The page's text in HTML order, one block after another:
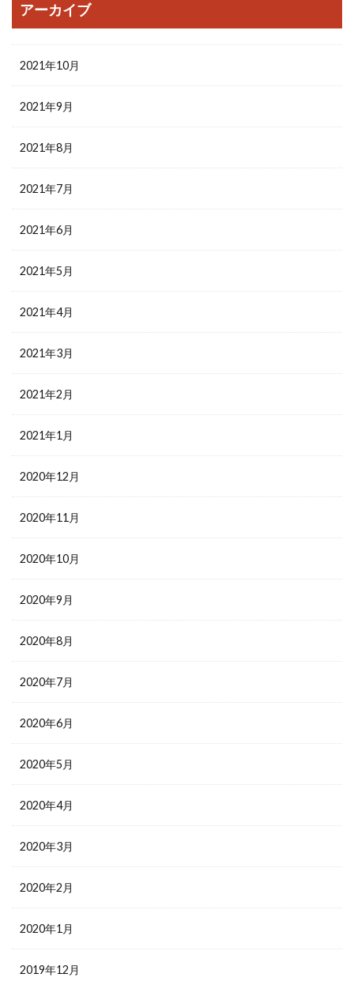
アーカイブ
2021年10月
2021年9月
2021年8月
2021年7月
2021年6月
2021年5月
2021年4月
2021年3月
2021年2月
2021年1月
2020年12月
2020年11月
2020年10月
2020年9月
2020年8月
2020年7月
2020年6月
2020年5月
2020年4月
2020年3月
2020年2月
2020年1月
2019年12月